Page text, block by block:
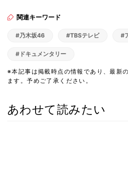
関連キーワード
#乃木坂46 #TBSテレビ #
#ドキュメンタリー
※本記事は掲載時点の情報であり、最新
ます。予めご了承ください。
あわせて読みたい